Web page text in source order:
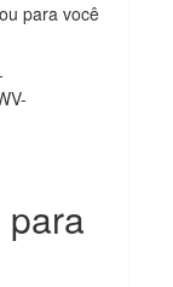
para você